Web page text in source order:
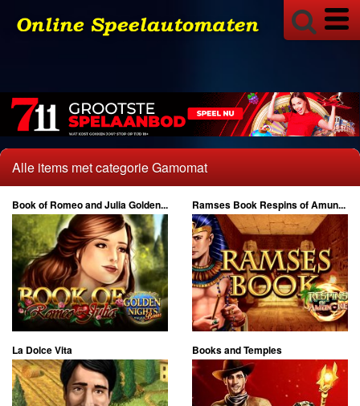
Alle items met categorie Gamomat
Book of Romeo and Julia Golden... Ramses Book Respins of Amun...
La Dolce Vita Books and Temples